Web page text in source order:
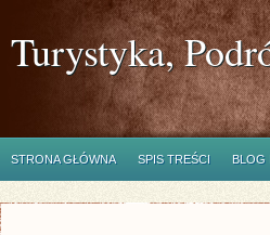
Turystyka,
STRONA GŁÓWNA SPIS TREŚCI BLOG